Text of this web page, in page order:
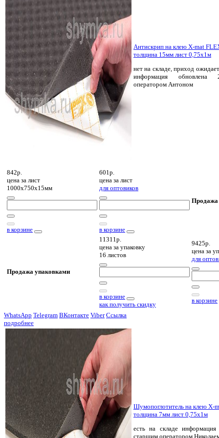
Антискрип на клею X-mat
толщина 15мм лист 0,75х1м
нет на складе, приход
информация обновлена
оператором Антоном
842р.
цена за лист
1000х750х15мм
в корзине
601р.
цена за лист
для оптовиков
в корзине
Продажа
Продажа упаковками
11311р.
цена за упаковку
16 листов
в корзине
как получить скидку
9425р.
цена за
для
в корзине
WhatsApp Telegram ВКонтакте Viber Ссылка
подробнее
Шумопоглотитель на клею X-
толщина 7мм лист 0,75х1м
есть на складе информация
старшим оператором